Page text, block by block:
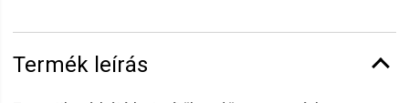
Termék leírás